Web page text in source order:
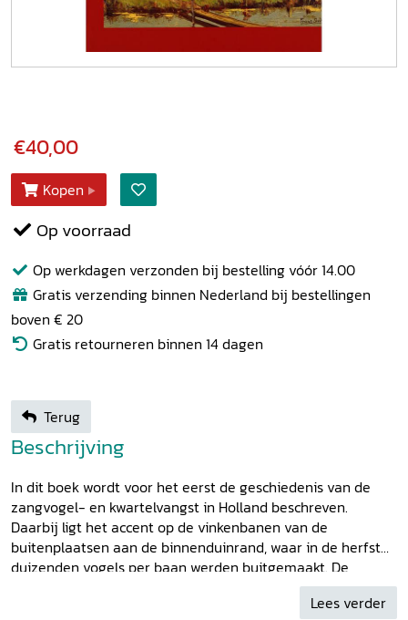
€40,00
Kopen
Op voorraad
Op werkdagen verzonden bij bestelling vóór 14.00
Gratis verzending binnen Nederland bij bestellingen
boven € 20
Gratis retourneren binnen 14 dagen
Terug
Beschrijving
In dit boek wordt voor het eerst de geschiedenis van de
zangvogel- en kwartelvangst in Holland beschreven.
Daarbij ligt het accent op de vinkenbanen van de
buitenplaatsen aan de binnenduinrand, waar in de herfst
duizenden vogels per baan werden buitgemaakt. De
buitenplaatsbezitters betrokken hun gasten bij de
vogelvangst, waardoor de vinkenbanen als trefpunten van
Lees verder